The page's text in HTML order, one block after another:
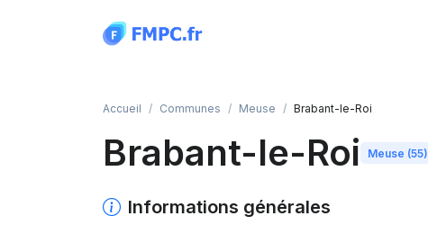
Accueil Communes Meuse Brabant-le-Roi
Brabant-le-Roi Meuse (55)
Informations générales